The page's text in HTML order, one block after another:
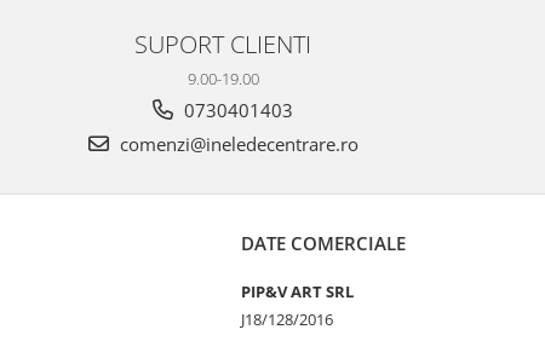
SUPORT CLIENTI
9.00-19.00
0730401403
comenzi@ineledecentrare.ro
DATE COMERCIALE
PIP&V ART SRL
J18/128/2016